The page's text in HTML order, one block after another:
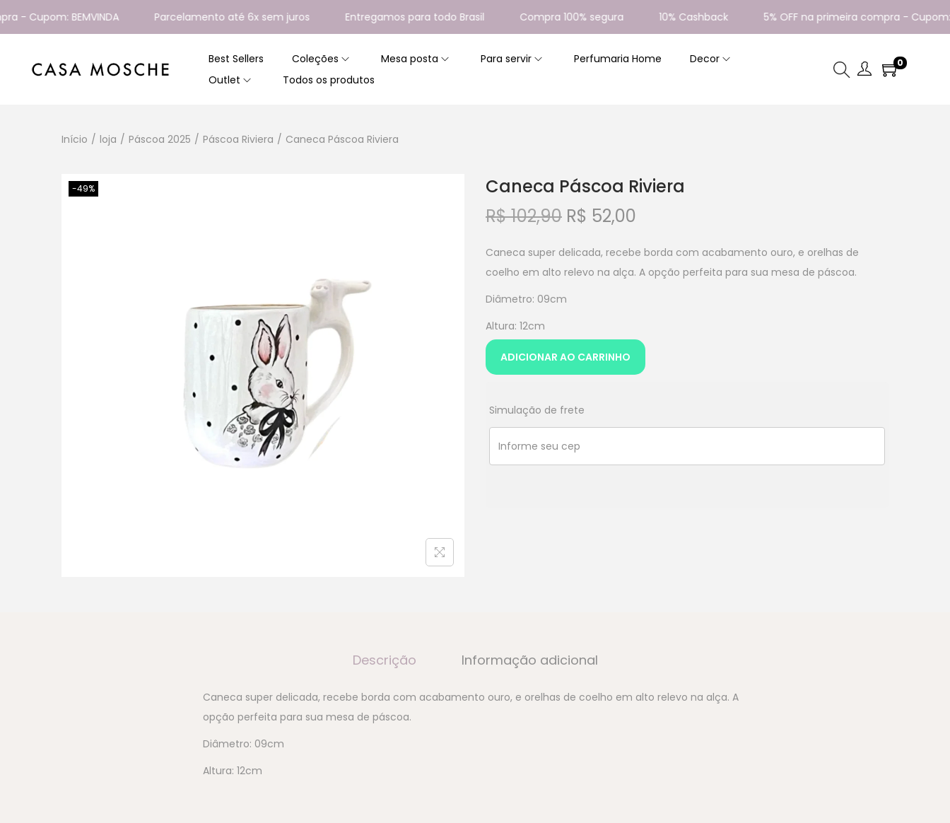
BEMVINDA Parcelamento até 6x sem juros Entregamos para todo Brasil Compra 100% segura 10% Cashback 5% OFF na primeira compra - Cupom:
Best Sellers Coleções Mesa posta Para servir Perfumaria Home
Decor
Outlet
Todos os produtos
0
Início / loja / Páscoa 2025 / Páscoa Riviera / Caneca Páscoa Riviera
-49%
Caneca Páscoa Riviera
R$102,90 R$ 52,00
Caneca super delicada, recebe borda com acabamento ouro, e orelhas de
coelho em alto relevo na alça. A opção perfeita para sua mesa de páscoa.
Diâmetro: 09cm
Altura: 12cm
ADICIONAR AO CARRINHO
Simulação de frete
Descrição Informação adicional
Caneca super delicada, recebe borda com acabamento ouro, e orelhas de coelho em alto relevo na alça. A
opção perfeita para sua mesa de páscoa.
Diâmetro: 09cm
Altura: 12cm